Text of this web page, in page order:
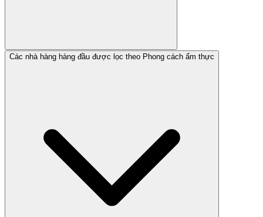
Các nhà hàng hàng đầu được lọc theo Phong cách ẩm thực